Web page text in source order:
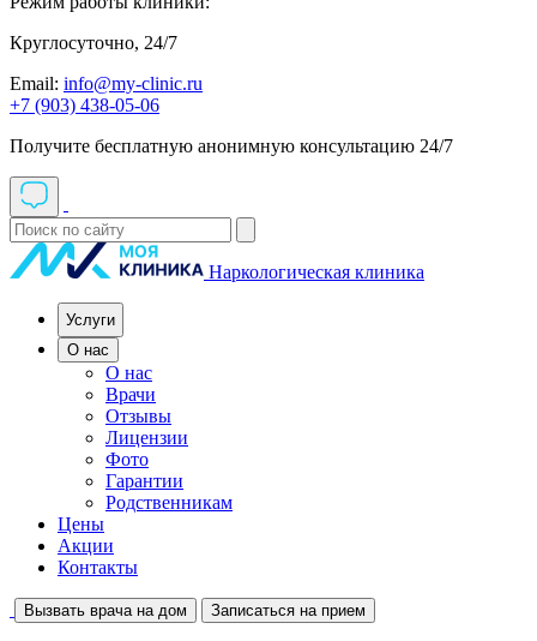
Круглосуточно, 24/7
Email: info@my-clinic.ru
+7 (903) 438-05-06
Получите бесплатную анонимную консультацию 24/7
Наркологическая клиника
Услуги
О нас
О нас
Врачи
Отзывы
Лицензии
Фото
Гарантии
Родственникам
Цены
Акции
Контакты
Вызвать врача на дом Записаться на прием